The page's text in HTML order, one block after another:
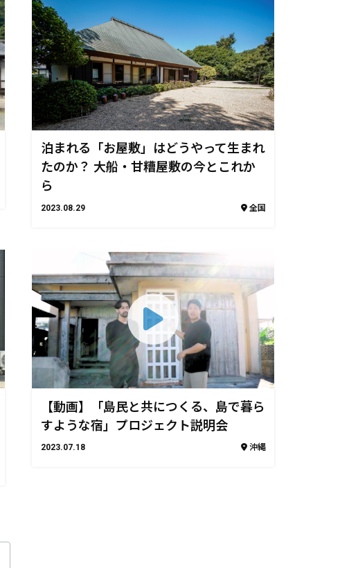
泊まれる「お屋敷」はどうやって生まれ
たのか？ 大船・甘糟屋敷の今とこれか
ら
2023.08.29 全国
【動画】「島民と共につくる、島で暮ら
すような宿」プロジェクト説明会
2023.07.18 沖縄